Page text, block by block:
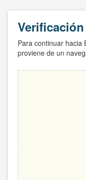
Para continuar hacia
proviene de un